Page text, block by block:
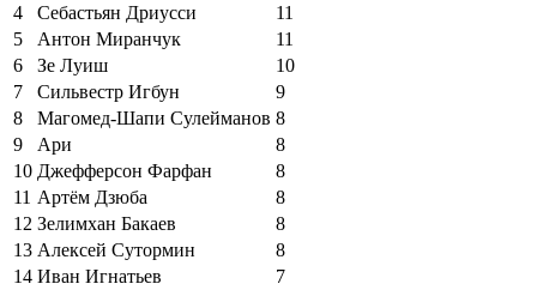
4
Себастьян Дриусси
11
5
Антон Миранчук
11
6
Зе Луиш
10
7
Сильвестр Игбун
9
8
Магомед-Шапи Сулейманов 8
9
Ари
8
10 Джефферсон Фарфан
8
11 Артём Дзюба
8
12 Зелимхан Бакаев
8
13 Алексей Сутормин
8
14 Иван Игнатьев
7